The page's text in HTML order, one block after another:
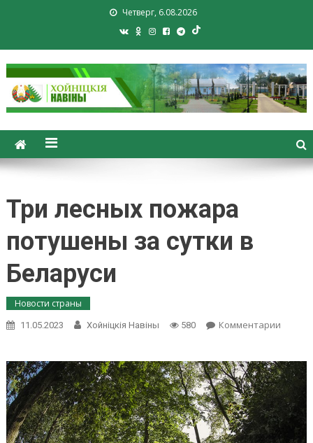
Четверг, 6.08.2026
Хойники. Хойнiцкiя навiны.
Новости Хойник. Районная
Три лесных пожара
потушены за сутки в
Беларуси
Новости страны
11.05.2023 Хойнiцкiя Навiны 580 Комментарииon
за
сутки
в